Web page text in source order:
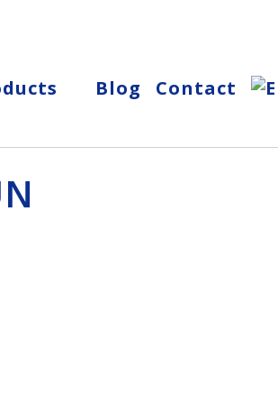
Blog Contact